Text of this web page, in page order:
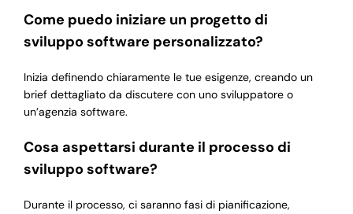
Come puedo iniziare un progetto di
sviluppo software personalizzato?
Inizia definendo chiaramente le tue esigenze, creando un
brief dettagliato da discutere con uno sviluppatore o
un’agenzia software.
Cosa aspettarsi durante il processo di
sviluppo software?
Durante il processo, ci saranno fasi di pianificazione,